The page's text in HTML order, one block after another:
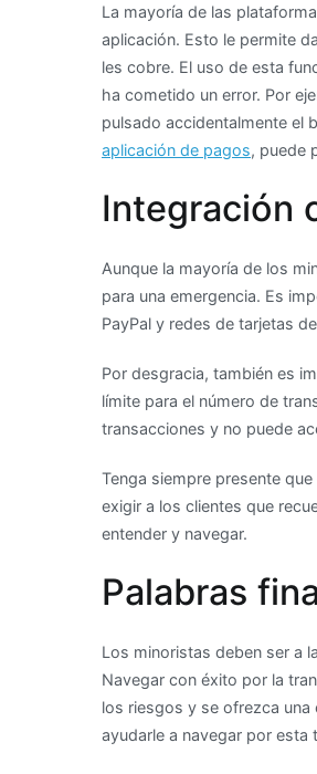
La mayoría de las
aplicación. Esto le permite
les cobre. El uso de esta
ha cometido un error. Por
pulsado accidentalmente el
aplicación de pagos, puede
Integración
Aunque la mayoría de los
para una emergencia. Es
PayPal y redes de tarjetas
Por desgracia, también es
límite para el número de
transacciones y no puede
Tenga siempre presente
exigir a los clientes que
entender y navegar.
Palabras
Los minoristas deben ser a
Navegar con éxito por la
los riesgos y se ofrezca una
ayudarle a navegar por esta